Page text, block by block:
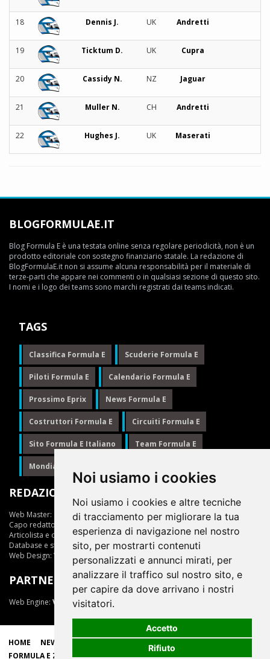
Noi usiamo i cookies
Noi usiamo i cookies e altre tecniche
di tracciamento per migliorare la tua
esperienza di navigazione nel nostro
sito, per mostrarti contenuti
personalizzati e annunci mirati, per
analizzare il traffico sul nostro sito, e
per capire da dove arrivano i nostri
visitatori.
Accetto
Rifiuto
18 Dennis J. UK Andretti
19 Ticktum D. UK Cupra
20 Cassidy N. NZ Jaguar
21 Muller N. CH Andretti
22 Hughes J. UK Maserati
BLOGFORMULAE.IT
Blog Formula E è una testata online senza regolare periodicità, non è un
prodotto editoriale con sostegno finanziario statale. La redazione di
BlogFormulaE.it non si assume alcuna responsabilità per il materiale di
terze-parti che appare nei commenti o in qualsiasi sezione di questo sito.
I nomi e i logo dei teams sono marchi registrati dai teams indicati.
TAGS
Classifica Formula E Scuderie Formula E
Piloti Formula E Calendario Formula E
Prossimo Eprix News Formula E
Costruttori Formula E Circuiti Formula E
Sito Formula E Italiano Team Formula E
Mondiale Formula E
REDAZIONE
Web Master:
Ing.Daniele Muscarella
Capo redattore:
Articolista e opinionista:Giuseppe Cianci
Database e statistiche:Marcella Toschi
Web Design: Vittorio Arena
PARTNER
Web Engine: ViDa 3.0
HOME NEWS CLASSIFICHE
FORMULA E ZONE